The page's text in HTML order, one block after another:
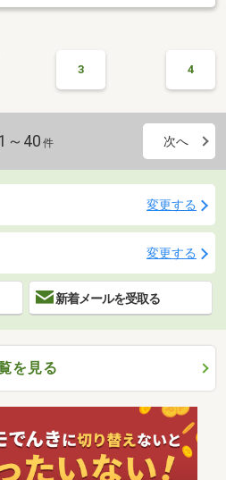
3 4
1～40 件 次へ
変更する
変更する
新着メールを受取る
を見る